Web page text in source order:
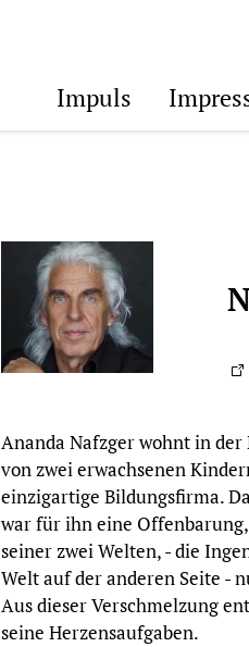
Impuls
Ananda Nafzger wohnt in
von zwei erwachsenen
einzigartige Bildungsfirma.
war für ihn eine
seiner zwei Welten, - die
Welt auf der anderen Seite -
Aus dieser Verschmelzung
seine Herzensaufgaben.